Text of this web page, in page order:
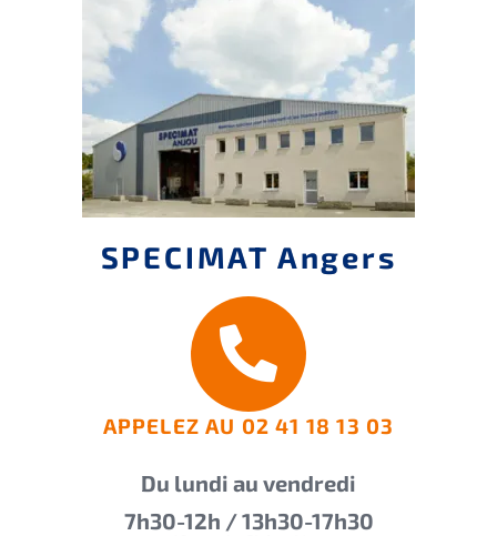
SPECIMAT Angers
APPELEZ AU 02 41 18 13 03
Du lundi au vendredi
7h30-12h / 13h30-17h30